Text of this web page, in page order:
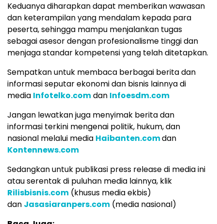
Keduanya diharapkan dapat memberikan wawasan
dan keterampilan yang mendalam kepada para
peserta, sehingga mampu menjalankan tugas
sebagai asesor dengan profesionalisme tinggi dan
menjaga standar kompetensi yang telah ditetapkan.
Sempatkan untuk membaca berbagai berita dan
informasi seputar ekonomi dan bisnis lainnya di
media Infotelko.comdan Infoesdm.com
Jangan lewatkan juga menyimak berita dan
informasi terkini mengenai politik, hukum, dan
nasional melalui media Haibanten.comdan
Kontennews.com
Sedangkan untuk publikasi press release di media ini
atau serentak di puluhan media lainnya, klik
Rilisbisnis.com (khusus media ekbis)
dan Jasasiaranpers.com (media nasional)